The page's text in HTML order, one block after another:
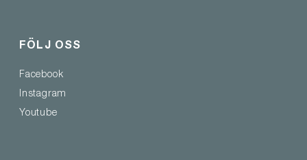
FÖLJ OSS
Facebook
Instagram
Youtube